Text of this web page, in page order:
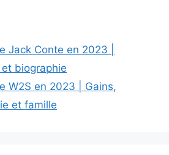
Jack Conte en 2023 |
biographie
W2S en 2023 | Gains,
et famille